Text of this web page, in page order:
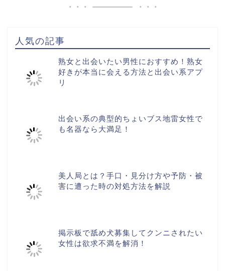
人気の記事
熟女と出会いたい男性におすすめ！熟女
好きが本当に会える方法と出会い系アプ
リ
出会い系の典型的ちょいブス地雷女性で
も名器なら大満足！
美人局とは？手口・見分け方や予防・被
害に遭った時の対処方法を解説
掲示板で舐め犬募集してクンニされたい
女性は欲求不満を解消！